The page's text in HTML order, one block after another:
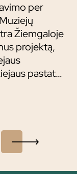
per
Žiemgaloje
projektą,
pastatą.
X